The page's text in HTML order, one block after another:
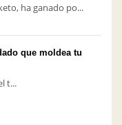
ha ganado po...
que moldea tu